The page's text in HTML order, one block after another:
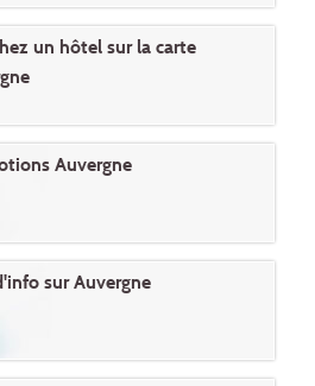
un hôtel sur la carte
Auvergne
sur Auvergne